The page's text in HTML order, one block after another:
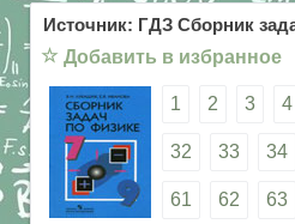
Источник: ГДЗ Сборник
☆ Добавить в избранное
1 2 3 4
32 33 34
61 62 63